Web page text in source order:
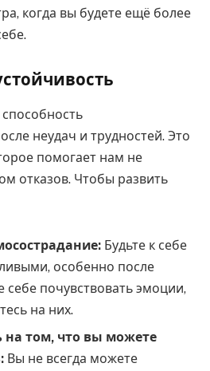
когда вы будете ещё более
неудач и трудностей. Это
помогает нам не
отказов. Чтобы развить
Будьте к себе
особенно после
себе почувствовать эмоции,
на них.
на том, что вы можете
Вы не всегда можете